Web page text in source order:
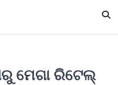
ମେଗା ରିଟେଲ୍